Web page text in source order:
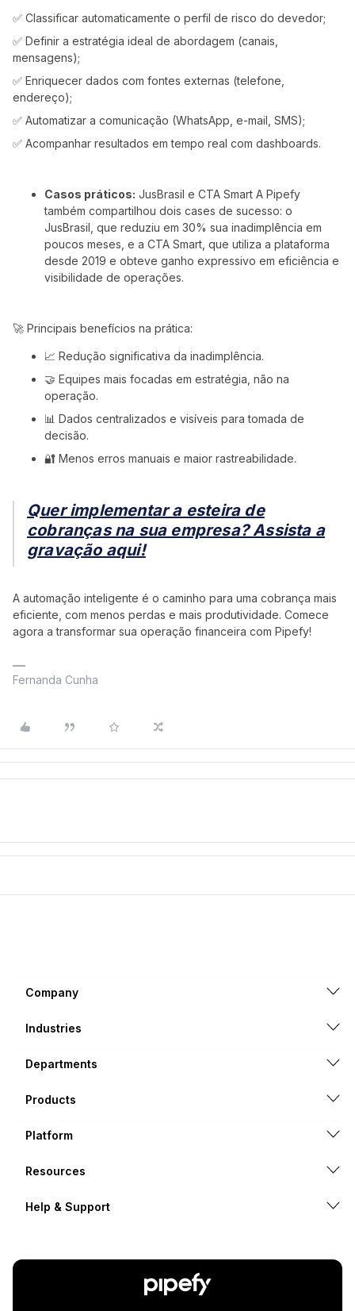
✅ Classificar automaticamente o perfil de risco do devedor;
✅ Definir a estratégia ideal de abordagem (canais,
mensagens);
✅ Enriquecer dados com fontes externas (telefone,
endereço);
✅ Automatizar a comunicação (WhatsApp, e-mail, SMS);
✅ Acompanhar resultados em tempo real com dashboards.
Casos práticos: JusBrasil e CTA Smart A Pipefy
também compartilhou dois cases de sucesso: o
JusBrasil, que reduziu em 30% sua inadimplência em
poucos meses, e a CTA Smart, que utiliza a plataforma
desde 2019 e obteve ganho expressivo em eficiência e
visibilidade de operações.
🚀 Principais benefícios na prática:
📈 Redução significativa da inadimplência.
🤝 Equipes mais focadas em estratégia, não na
operação.
📊 Dados centralizados e visíveis para tomada de
decisão.
🔐 Menos erros manuais e maior rastreabilidade.
Quer implementar a esteira de
cobranças na sua empresa? Assista a
gravação aqui!
A automação inteligente é o caminho para uma cobrança mais
eficiente, com menos perdas e mais produtividade. Comece
agora a transformar sua operação financeira com Pipefy!
Fernanda Cunha
Company
Industries
Departments
Products
Platform
Resources
Help & Support